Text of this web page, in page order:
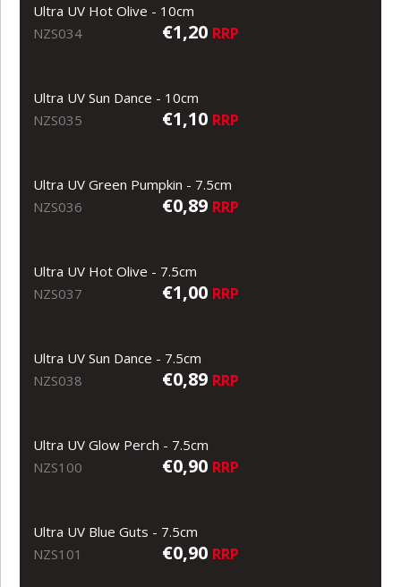
Ultra UV Hot Olive - 10cm
NZS034
€1,20 RRP
Ultra UV Sun Dance - 10cm
NZS035
€1,10 RRP
Ultra UV Green Pumpkin - 7.5cm
NZS036
€0,89 RRP
Ultra UV Hot Olive - 7.5cm
NZS037
€1,00 RRP
Ultra UV Sun Dance - 7.5cm
NZS038
€0,89 RRP
Ultra UV Glow Perch - 7.5cm
NZS100
€0,90 RRP
Ultra UV Blue Guts - 7.5cm
NZS101
€0,90 RRP